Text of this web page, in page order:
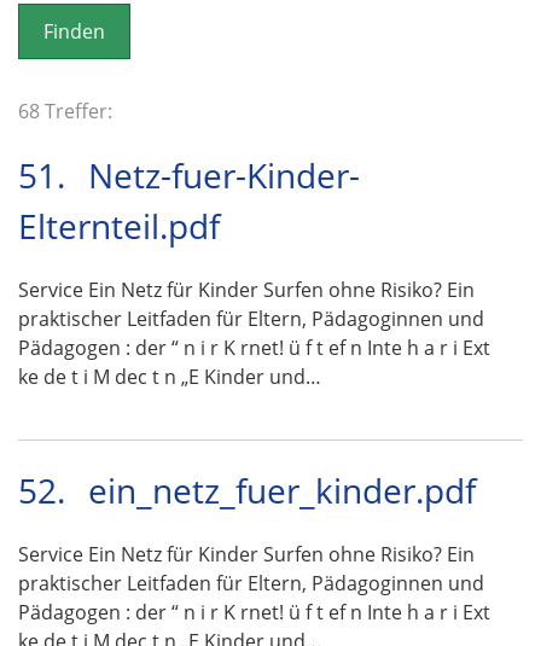
o
n
68 Treffer:
51. Netz-fuer-Kinder-
Elternteil.pdf
Service Ein Netz für Kinder Surfen ohne Risiko? Ein
praktischer Leitfaden für Eltern, Pädagoginnen und
Pädagogen : der “ n i r K rnet! ü f t ef n Inte h a r i Ext
ke de t i M dec t n „E Kinder und…
52. ein_netz_fuer_kinder.pdf
Service Ein Netz für Kinder Surfen ohne Risiko? Ein
praktischer Leitfaden für Eltern, Pädagoginnen und
Pädagogen : der “ n i r K rnet! ü f t ef n Inte h a r i Ext